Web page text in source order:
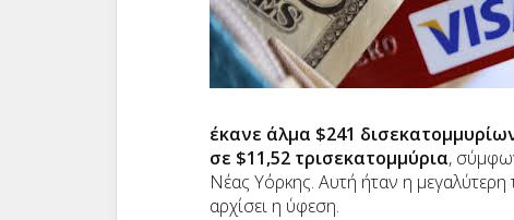
έκανε άλμα $241
σε $11,52 τρισεκατομμύρια,
Νέας Υόρκης. Αυτή ήταν η μεγαλύτερη
αρχίσει η ύφεση.